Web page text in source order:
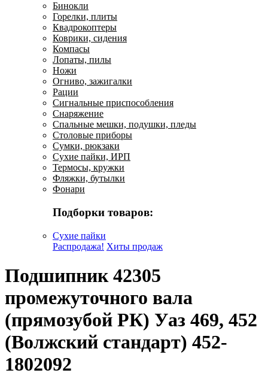
Бинокли
Горелки, плиты
Квадрокоптеры
Коврики, сидения
Компасы
Лопаты, пилы
Ножи
Огниво, зажигалки
Рации
Сигнальные приспособления
Снаряжение
Спальные мешки, подушки, пледы
Столовые приборы
Сумки, рюкзаки
Сухие пайки, ИРП
Термосы, кружки
Фляжки, бутылки
Фонари
Подборки товаров:
Сухие пайки
Распродажа! Хиты продаж
Подшипник 42305
промежуточного вала
(прямозубой РК) Уаз 469, 452
(Волжский стандарт) 452-
1802092